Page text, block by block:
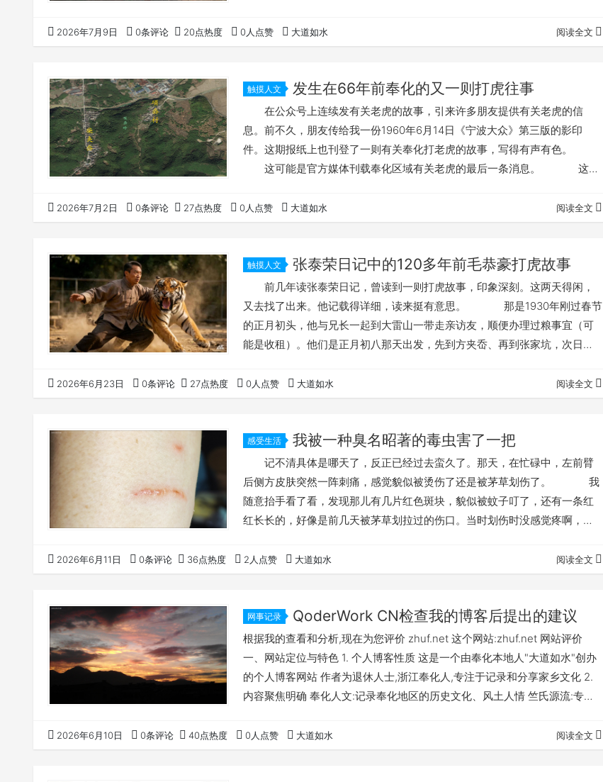
的文章也停更了一些时日。转眼到酷暑了，近日得空几天，打算对老家及竺
氏的事潦表写上几句。 董村现属奉化溪口镇，地处四明山的东南边
2026年7月9日 0条评论 20点热度 0人点赞 大道如水 阅读全文
触摸人文 发生在66年前奉化的又一则打虎往事
在公众号上连续发有关老虎的故事，引来许多朋友提供有关老虎的信
息。前不久，朋友传给我一份1960年6月14日《宁波大众》第三版的影印
件。这期报纸上也刊登了一则有关奉化打老虎的故事，写得有声有色。
这可能是官方媒体刊载奉化区域有关老虎的最后一条消息。 这则
一个故事提到的仇王岭打虎地，直线距离也只有3公里多，这一带都属于奉化
中部大雷山脉。项岙岭几乎是大雷山东麓边缘了。 故事发生在1960年5
2026年7月2日 0条评论 27点热度 0人点赞 大道如水 阅读全文
触摸人文 张泰荣日记中的120多年前毛恭豪打虎故事
前几年读张泰荣日记，曾读到一则打虎故事，印象深刻。这两天得闲，
又去找了出来。他记载得详细，读来挺有意思。 那是1930年刚过春节
的正月初头，他与兄长一起到大雷山一带走亲访友，顺便办理过粮事宜（可
能是收租）。他们是正月初八那天出发，先到方夹岙、再到张家坑，次日大
难行，住了一晚。正月十二那天，雪过天晴，他由朋友陪同，从大山村出
来，沿着古道走过康家田、求王岭，到山柏坑又住了一晚。他说那一路崇山
2026年6月23日 0条评论 27点热度 0人点赞 大道如水 阅读全文
感受生活 我被一种臭名昭著的毒虫害了一把
记不清具体是哪天了，反正已经过去蛮久了。那天，在忙碌中，左前臂
后侧方皮肤突然一阵刺痛，感觉貌似被烫伤了还是被茅草划伤了。 我
随意抬手看了看，发现那儿有几片红色斑块，貌似被蚊子叮了，还有一条红
红长长的，好像是前几天被茅草划拉过的伤口。当时划伤时没感觉疼啊，怎
蚊虫叮咬或荆棘茅草划伤或做饭烫伤的情况偶尔会发生，当时也没放在心
上，我继续忙——当时在干啥都没印象了。 如此过了几天，每天忙时
2026年6月11日 0条评论 36点热度 2人点赞 大道如水 阅读全文
网事记录 QoderWork CN检查我的博客后提出的建议
根据我的查看和分析,现在为您评价 zhuf.net 这个网站:zhuf.net 网站评价
一、网站定位与特色 1. 个人博客性质 这是一个由奉化本地人"大道如水"创办
的个人博客网站 作者为退休人士,浙江奉化人,专注于记录和分享家乡文化 2.
内容聚焦明确 奉化人文:记录奉化地区的历史文化、风土人情 竺氏源流:专门
二、内容特点优点: 地域文化价值高 深入挖掘奉化本地历史文化,具有地方文
献价值 对竺氏家族的溯源研究较为系统,对家族寻根有重要参考意义 原…
2026年6月10日 0条评论 40点热度 0人点赞 大道如水 阅读全文